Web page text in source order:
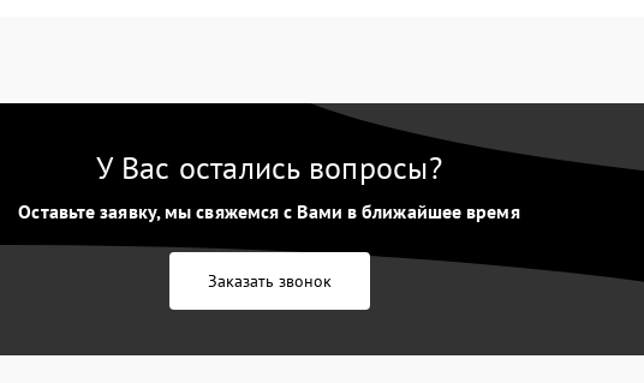
У Вас остались вопросы?
Оставьте заявку, мы свяжемся с Вами в ближайшее время
Заказать звонок